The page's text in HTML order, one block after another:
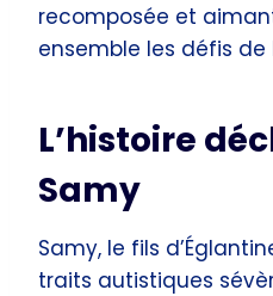
recomposée et
ensemble les défis de
L’histoire
Samy
Samy, le fils
traits autistiques